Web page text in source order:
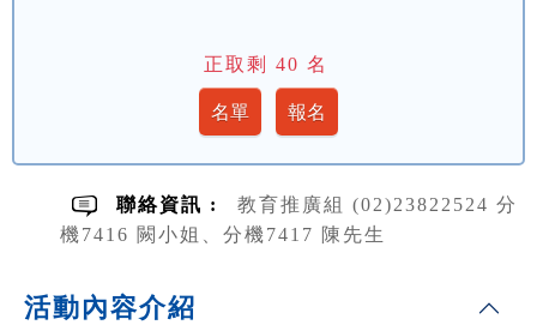
正取剩 40 名
聯絡資訊 :
教育推廣組 (02)23822524 分
機7416 闕小姐、分機7417 陳先生
活動內容介紹